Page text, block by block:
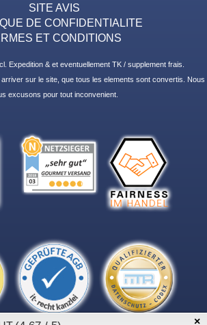
SITE AVIS
DE CONFIDENTIALITE
ET CONDITIONS
Expedition & et eventuellement TK / supplement frais.
sur le site, que tous les elements sont convertis. Nous
excusons pour tout inconvenient.
×